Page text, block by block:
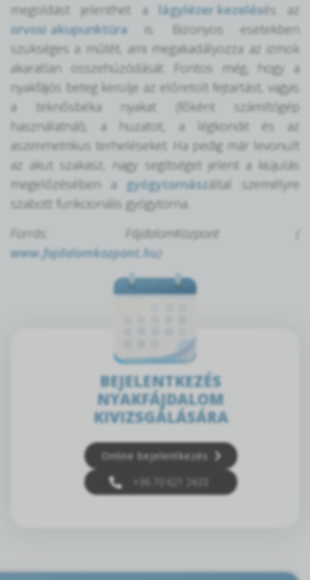
megoldást jelenthet a lágylézer kezelésés az
orvosi akupunktúra is. Bizonyos esetekben
szükséges a műtét, ami megakadályozza az izmok
akaratlan összehúzódását. Fontos még, hogy a
nyakfájós beteg kerülje az előretolt fejtartást, vagyis
a teknősbéka nyakat (főként számítógép
használatnál), a huzatot, a légkondit és az
aszimmetrikus terheléseket. Ha pedig már levonult
az akut szakasz, nagy segítséget jelent a kiújulás
megelőzésében a gyógytornászáltal személyre
szabott funkcionális gyógytorna.
Forrás: FájdalomKözpont (
www.fajdalomkozpont.hu
BEJELENTKEZÉS
NYAKFÁJDALOM
KIVIZSGÁLÁSÁRA
Online bejelentkezés
+36 70 621 2433